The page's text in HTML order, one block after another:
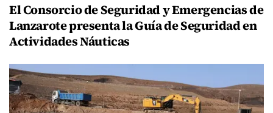
El Consorcio de Seguridad y Emergencias de
Lanzarote presenta la Guía de Seguridad en
Actividades Náuticas